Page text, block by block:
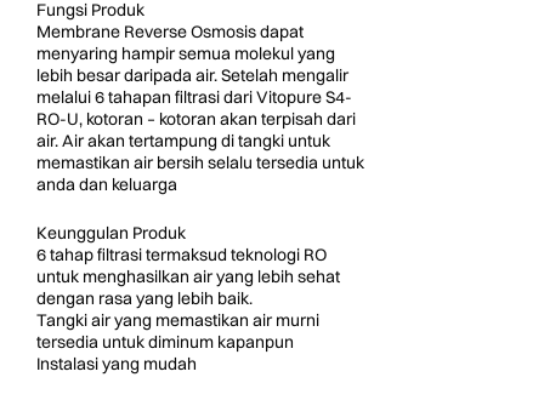
Fungsi Produk
Membrane Reverse Osmosis dapat
menyaring hampir semua molekul yang
lebih besar daripada air. Setelah mengalir
melalui 6 tahapan filtrasi dari Vitopure S4-
RO-U, kotoran – kotoran akan terpisah dari
air. Air akan tertampung di tangki untuk
memastikan air bersih selalu tersedia untuk
anda dan keluarga
Keunggulan Produk
6 tahap filtrasi termaksud teknologi RO
untuk menghasilkan air yang lebih sehat
dengan rasa yang lebih baik.
Tangki air yang memastikan air murni
tersedia untuk diminum kapanpun
Instalasi yang mudah